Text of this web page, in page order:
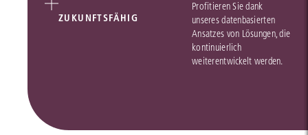
ZUKUNFTSFÄHIG
Profitieren Sie dank
unseres datenbasierten
Ansatzes von Lösungen, die
kontinuierlich
weiterentwickelt werden.